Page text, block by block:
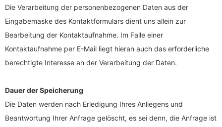
Die Verarbeitung der personenbezogenen Daten aus der
Eingabemaske des Kontaktformulars dient uns allein zur
Bearbeitung der Kontaktaufnahme. Im Falle einer
Kontaktaufnahme per E-Mail liegt hieran auch das erforderliche
berechtigte Interesse an der Verarbeitung der Daten.
Dauer der Speicherung
Die Daten werden nach Erledigung Ihres Anliegens und
Beantwortung Ihrer Anfrage gelöscht, es sei denn, die Anfrage ist